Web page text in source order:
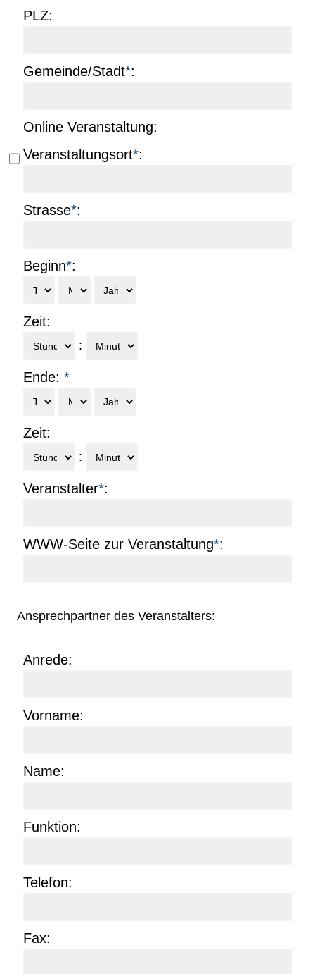
PLZ:
Gemeinde/Stadt*:
Online Veranstaltung:
Veranstaltungsort*:
Strasse*:
Beginn*:
Zeit:
:
Ende: *
Zeit:
:
Veranstalter*:
WWW-Seite zur Veranstaltung*:
Ansprechpartner des Veranstalters:
Anrede:
Vorname:
Name:
Funktion:
Telefon:
Fax: